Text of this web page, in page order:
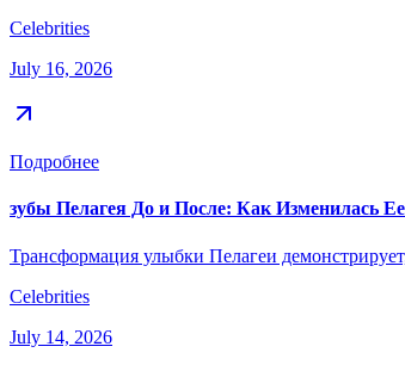
Celebrities
July 16, 2026
Подробнее
зубы Пелагея До и После: Как Изменилась
Трансформация улыбки Пелагеи
Celebrities
July 14, 2026